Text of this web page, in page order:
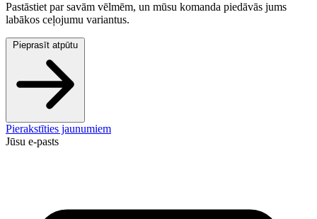
Pastāstiet par savām vēlmēm, un mūsu komanda piedāvās jums
labākos ceļojumu variantus.
Pieprasīt atpūtu
Pierakstīties jaunumiem
Jūsu e-pasts